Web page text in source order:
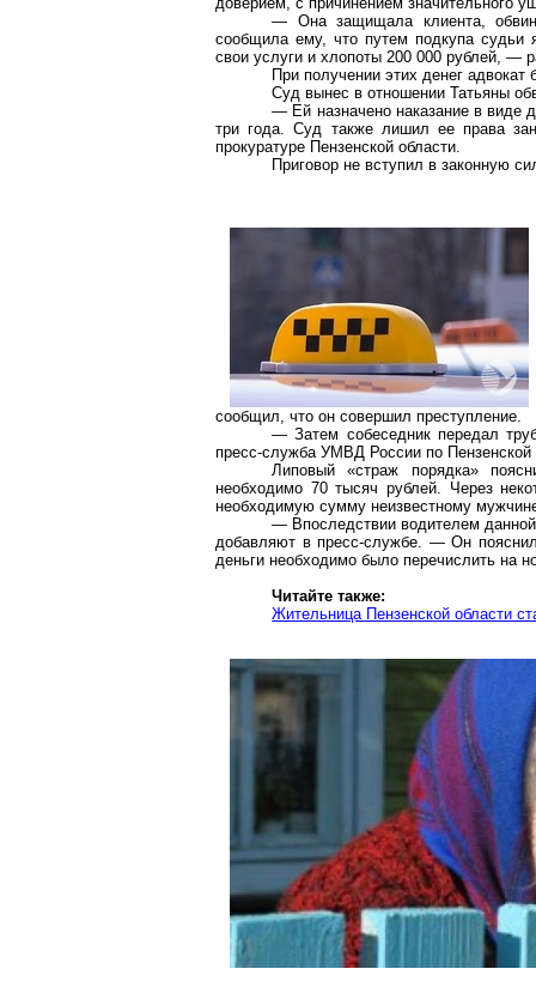
— Она защищала клиента,
сообщила ему, что путем подкупа судьи
свои услуги и хлопоты 200 000 рублей, —
При получении этих денег
Суд вынес в отношении Татьяны
— Ей назначено наказание в виде
три года. Суд также лишил ее права
прокуратуре Пензенской области.
Приговор не вступил в законную
сообщил, что он совершил преступление.
— Затем собеседник передал
пресс-служба УМВД России по Пензенской
Липовый «страж порядка»
необходимо 70 тысяч рублей. Через
необходимую сумму неизвестному
— Впоследствии водителем
добавляют в пресс-службе. — Он
деньги необходимо было перечислить на
Читайте также:
Жительница Пензенской области